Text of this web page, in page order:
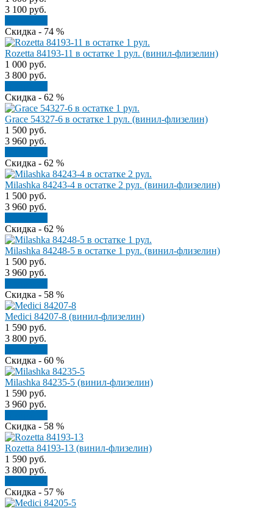
3 100 руб.
Скидка - 74 %
Rozetta 84193-11 в остатке 1 рул. (винил-флизелин)
1 000 руб.
3 800 руб.
Скидка - 62 %
Grace 54327-6 в остатке 1 рул. (винил-флизелин)
1 500 руб.
3 960 руб.
Скидка - 62 %
Milashka 84243-4 в остатке 2 рул. (винил-флизелин)
1 500 руб.
3 960 руб.
Скидка - 62 %
Milashka 84248-5 в остатке 1 рул. (винил-флизелин)
1 500 руб.
3 960 руб.
Скидка - 58 %
Medici 84207-8 (винил-флизелин)
1 590 руб.
3 800 руб.
Скидка - 60 %
Milashka 84235-5 (винил-флизелин)
1 590 руб.
3 960 руб.
Скидка - 58 %
Rozetta 84193-13 (винил-флизелин)
1 590 руб.
3 800 руб.
Скидка - 57 %